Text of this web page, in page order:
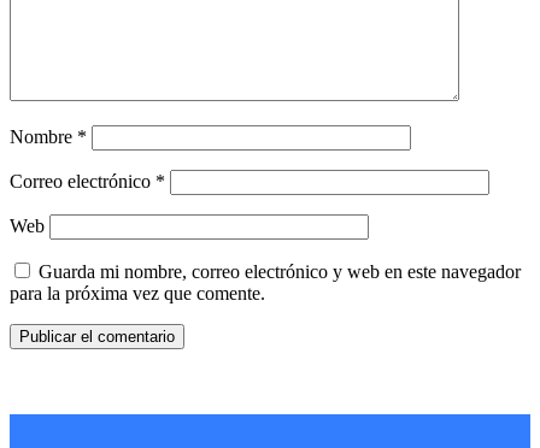
Nombre *
Correo electrónico *
Web
Guarda mi nombre, correo electrónico y web en este navegador
para la próxima vez que comente.